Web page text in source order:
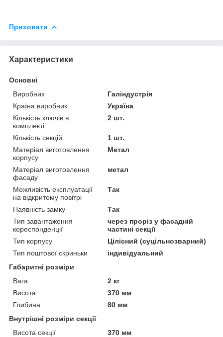
Приховати
Характеристики
Основні
Виробник
Галіндустрія
Країна виробник
Україна
Кількість ключів в
комплекті
2 шт.
Кількість секцій
1 шт.
Матеріал виготовлення
корпусу
Метал
Матеріал виготовлення
фасаду
метал
Можливість експлуатації
на відкритому повітрі
Так
Наявність замку
Так
Тип завантаження
кореспонденції
через проріз у фасадній
частині секції
Тип корпусу
Цілісний (суцільнозварний)
Тип поштової скриньки
індивідуальний
Габаритні розміри
Вага
2 кг
Висота
370 мм
Глибина
80 мм
Внутрішні розміри секції
Висота секції
370 мм